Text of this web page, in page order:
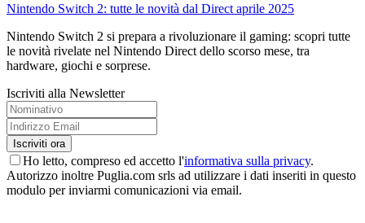
Nintendo Switch 2: tutte le novità dal Direct aprile 2025
Nintendo Switch 2 si prepara a rivoluzionare il gaming: scopri tutte
le novità rivelate nel Nintendo Direct dello scorso mese, tra
hardware, giochi e sorprese.
Iscriviti alla Newsletter
Ho letto, compreso ed accetto l'informativa sulla privacy.
Autorizzo inoltre Puglia.com srls ad utilizzare i dati inseriti in questo
modulo per inviarmi comunicazioni via email.